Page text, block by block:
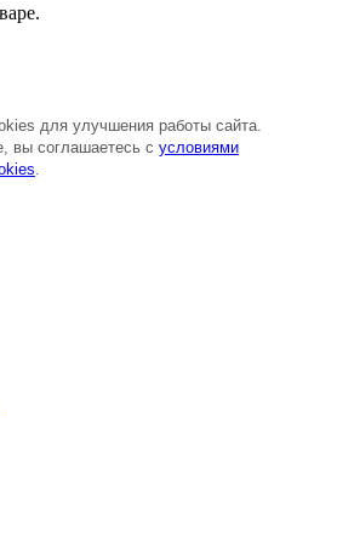
для улучшения работы сайта.
вы соглашаетесь с условиями